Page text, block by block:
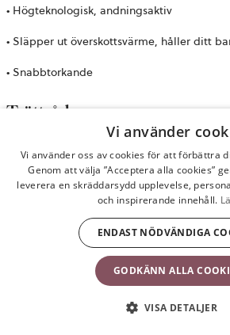
• Högteknologisk, andningsaktiv
• Släpper ut överskottsvärme, håller ditt
• Snabbtorkande
Tvättråd
Maskintvätt 40 grader. Tvättas separat.
och skonsamt tvättmedel utan blekmedel.
Produktdetaljer
Recensioner
Vi använder
Vi använder oss av cookies för att förbättra
Genom att välja ”Acceptera alla cookies”
leverera en skräddarsydd upplevelse,
och inspirerande innehåll.
GODKÄNN ALLA
ENDAST NÖDVÄNDIGA
VISA DETALJER